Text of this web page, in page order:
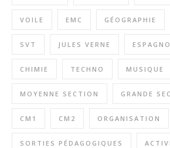
VOILE EMC GÉOGRAPHIE
SVT JULES VERNE
CHIMIE TECHNO MUSIQUE
MOYENNE SECTION GRANDE
CM1 CM2 ORGANISATION
SORTIES PÉDAGOGIQUES